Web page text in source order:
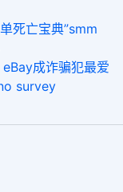
死亡宝典”smm
成诈骗犯最爱
survey